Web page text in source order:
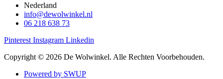
Nederland
info@dewolwinkel.nl
06 218 638 73
Pinterest Instagram Linkedin
Copyright © 2026 De Wolwinkel. Alle Rechten Voorbehouden.
Powered by SWUP